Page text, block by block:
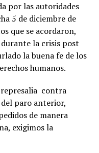
por las autoridades
5 de diciembre de
que se acordaron,
la crisis post
la buena fe de los
humanos.
represalia contra
paro anterior,
de manera
exigimos la